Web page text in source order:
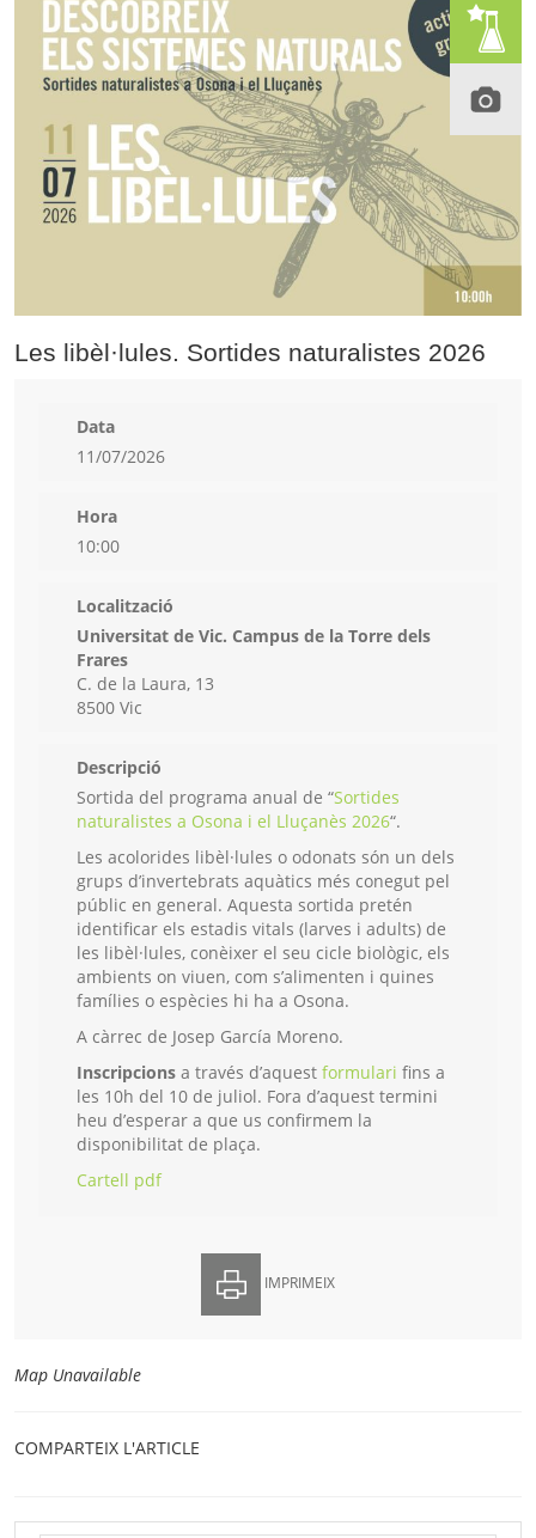
Les libèl·lules. Sortides naturalistes 2026
Data
11/07/2026
Hora
10:00
Localització
Universitat de Vic. Campus de la Torre dels
Frares
C. de la Laura, 13
8500 Vic
Descripció
Sortida del programa anual de “Sortides
naturalistes a Osona i el Lluçanès 2026“.
Les acolorides libèl·lules o odonats són un dels
grups d’invertebrats aquàtics més conegut pel
públic en general. Aquesta sortida pretén
identificar els estadis vitals (larves i adults) de
les libèl·lules, conèixer el seu cicle biològic, els
ambients on viuen, com s’alimenten i quines
famílies o espècies hi ha a Osona.
A càrrec de Josep García Moreno.
Inscripcions a través d’aquest formulari fins a
les 10h del 10 de juliol. Fora d’aquest termini
heu d’esperar a que us confirmem la
disponibilitat de plaça.
Cartell pdf
IMPRIMEIX
Map Unavailable
COMPARTEIX L'ARTICLE